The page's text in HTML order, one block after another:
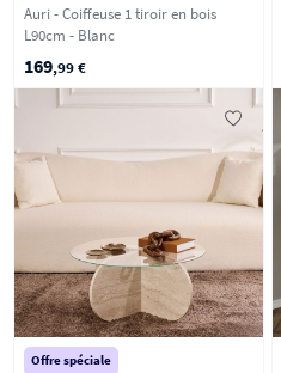
Auri - Coiffeuse 1 tiroir en bois
L90cm - Blanc
169,99 €
Offre spéciale